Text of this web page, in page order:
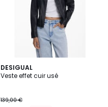
DESIGUAL
Veste effet cuir usé
139,00 €